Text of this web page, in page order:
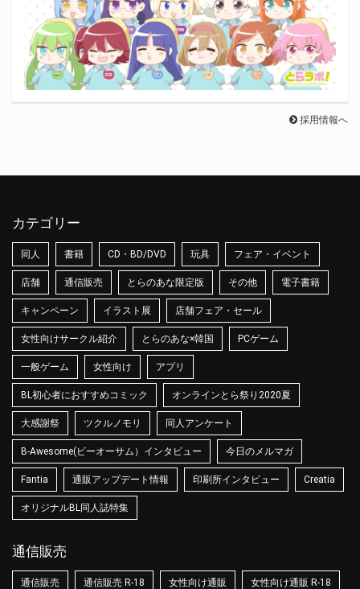
採用情報へ
カテゴリー
同人 書籍 CD・BD/DVD 玩具 フェア・イベント
店舗 通信販売 とらのあな限定版 その他 電子書籍
キャンペーン イラスト展 店舗フェア・セール
女性向けサークル紹介 とらのあな×韓国 PCゲーム
一般ゲーム 女性向け アプリ
BL初心者におすすめコミック オンラインとら祭り2020夏
大感謝祭 ツクルノモリ 同人アンケート
B-Awesome(ビーオーサム）インタビュー 今日のメルマガ
Fantia 通販アップデート情報 印刷所インタビュー Creatia
オリジナルBL同人誌特集
通信販売
通信販売 通信販売 R-18 女性向け通販 女性向け通販 R-18